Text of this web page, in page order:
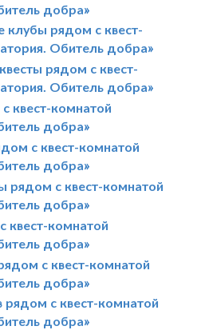
добра»
клубы рядом с квест-
Обитель добра»
рядом с квест-
Обитель добра»
квест-комнатой
добра»
с квест-комнатой
добра»
рядом с квест-комнатой
добра»
квест-комнатой
добра»
с квест-комнатой
добра»
рядом с квест-комнатой
добра»